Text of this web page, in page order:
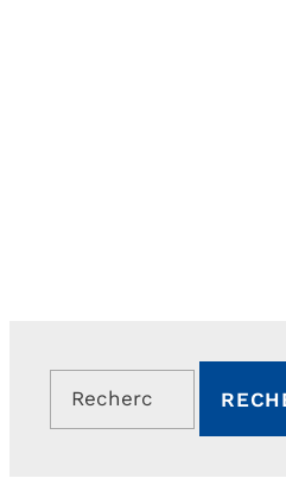
Rechercher :